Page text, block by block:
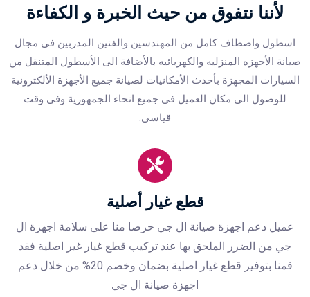
ﻷننا نتفوق من حيث الخبرة و الكفاءة
اسطول واصطاف كامل من المهندسين والفنين المدربين فى مجال
صيانة الأجهزه المنزليه والكهربائيه بالأضافة الى الأسطول المتنقل من
السيارات المجهزة بأحدث الأمكانيات لصيانة جميع الأجهزة الألكترونية
للوصول الى مكان العميل فى جميع انحاء الجمهورية وفى وقت
قياسى.
قطع غيار أصلية
عميل دعم اجهزة صيانة ال جي حرصا منا على سلامة اجهزة ال
جي من الضرر الملحق بها عند تركيب قطع غيار غير اصلية فقد
قمنا بتوفير قطع غيار اصلية بضمان وخصم 20% من خلال دعم
اجهزة صيانة ال جي